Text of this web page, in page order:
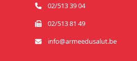
02/513 39 04
02/513 81 49
info@armeedusalut.be